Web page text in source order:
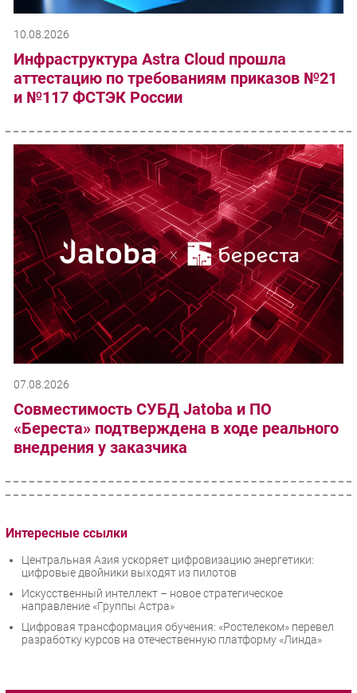
10.08.2026
Инфраструктура Astra Cloud прошла
аттестацию по требованиям приказов №21
и №117 ФСТЭК России
07.08.2026
Совместимость СУБД Jatoba и ПО
«Береста» подтверждена в ходе реального
внедрения у заказчика
Интересные ссылки
Центральная Азия ускоряет цифровизацию энергетики:
цифровые двойники выходят из пилотов
Искусственный интеллект – новое стратегическое
направление «Группы Астра»
Цифровая трансформация обучения: «Ростелеком» перевел
разработку курсов на отечественную платформу «Линда»